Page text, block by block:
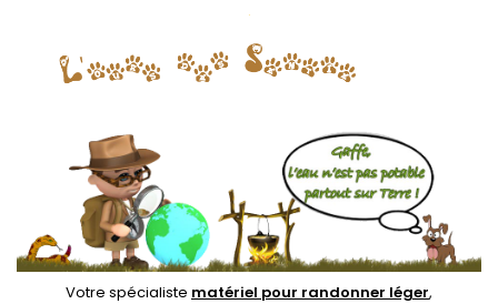
.
Votre spécialiste matériel pour randonner léger,